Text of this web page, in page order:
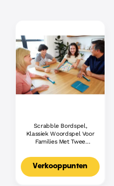
Scrabble Bordspel,
Klassiek Woordspel Voor
Families Met Twee
Voor 2-4 Spelers,
Nederlandse Editie
Verkooppunten